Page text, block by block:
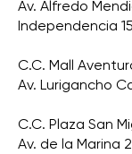
Av. Alfredo
Independencia
C.C. Mall
Av. Lurigancho
C.C. Plaza San
Av. de la Marina